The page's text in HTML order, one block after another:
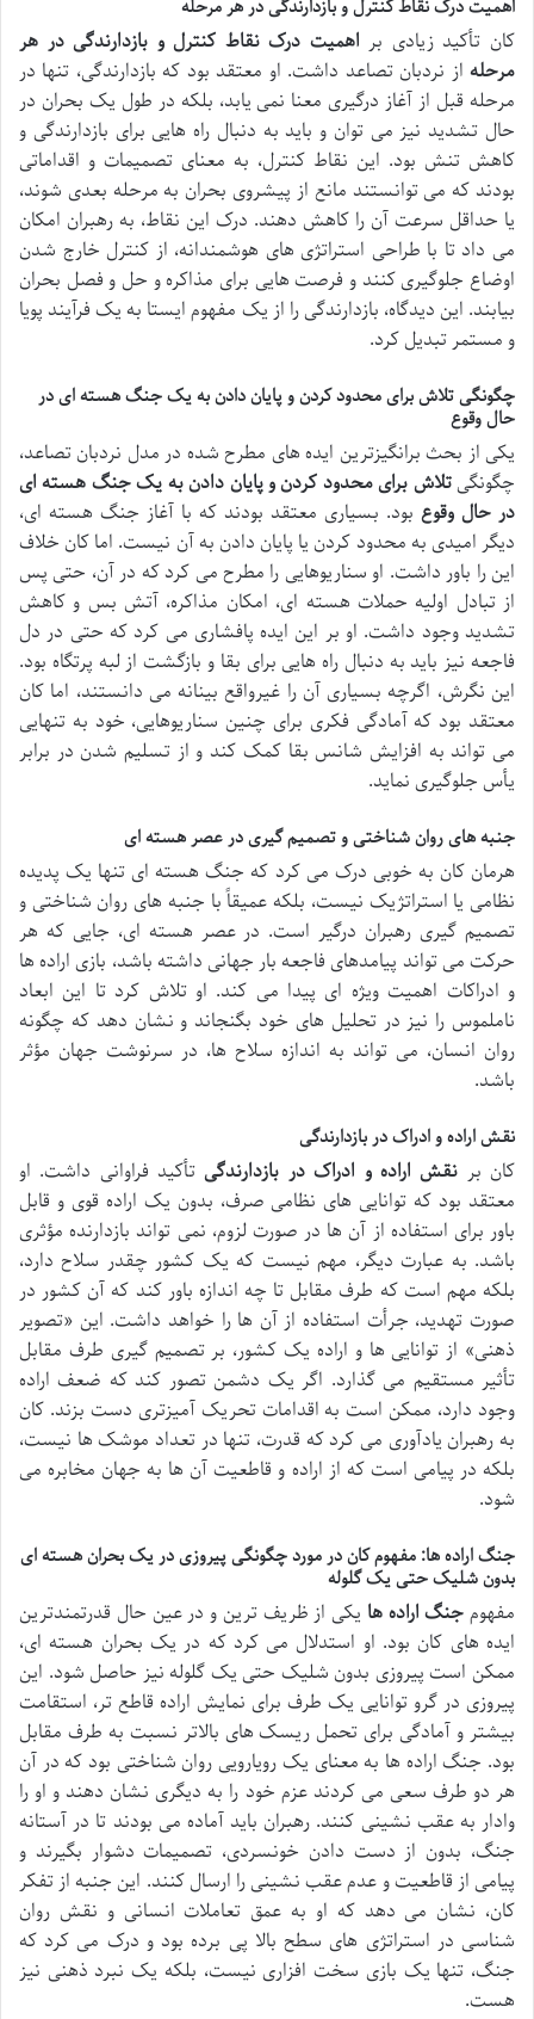
اهمیت درک نقاط کنترل و بازدارندگی در هر مرحله
کان تأکید زیادی بر اهمیت درک نقاط کنترل و بازدارندگی در هر
مرحله از نردبان تصاعد داشت. او معتقد بود که بازدارندگی، تنها در
مرحله قبل از آغاز درگیری معنا نمی یابد، بلکه در طول یک بحران در
حال تشدید نیز می توان و باید به دنبال راه هایی برای بازدارندگی و
کاهش تنش بود. این نقاط کنترل، به معنای تصمیمات و اقداماتی
بودند که می توانستند مانع از پیشروی بحران به مرحله بعدی شوند،
یا حداقل سرعت آن را کاهش دهند. درک این نقاط، به رهبران امکان
می داد تا با طراحی استراتژی های هوشمندانه، از کنترل خارج شدن
اوضاع جلوگیری کنند و فرصت هایی برای مذاکره و حل و فصل بحران
بیابند. این دیدگاه، بازدارندگی را از یک مفهوم ایستا به یک فرآیند پویا
و مستمر تبدیل کرد.
چگونگی تلاش برای محدود کردن و پایان دادن به یک جنگ هسته ای در
حال وقوع
یکی از بحث برانگیزترین ایده های مطرح شده در مدل نردبان تصاعد،
چگونگیتلاش برای محدود کردن و پایان دادن به یک جنگ هسته ای
در حال وقوع بود. بسیاری معتقد بودند که با آغاز جنگ هسته ای،
دیگر امیدی به محدود کردن یا پایان دادن به آن نیست. اما کان خلاف
این را باور داشت. او سناریوهایی را مطرح می کرد که در آن، حتی پس
از تبادل اولیه حملات هسته ای، امکان مذاکره، آتش بس و کاهش
تشدید وجود داشت. او بر این ایده پافشاری می کرد که حتی در دل
فاجعه نیز باید به دنبال راه هایی برای بقا و بازگشت از لبه پرتگاه بود.
این نگرش، اگرچه بسیاری آن را غیرواقع بینانه می دانستند، اما کان
معتقد بود که آمادگی فکری برای چنین سناریوهایی، خود به تنهایی
می تواند به افزایش شانس بقا کمک کند و از تسلیم شدن در برابر
یأس جلوگیری نماید.
جنبه های روان شناختی و تصمیم گیری در عصر هسته ای
هرمان کان به خوبی درک می کرد که جنگ هسته ای تنها یک پدیده
نظامی یا استراتژیک نیست، بلکه عمیقاً با جنبه های روان شناختی و
تصمیم گیری رهبران درگیر است. در عصر هسته ای، جایی که هر
حرکت می تواند پیامدهای فاجعه بار جهانی داشته باشد، بازی اراده ها
و ادراکات اهمیت ویژه ای پیدا می کند. او تلاش کرد تا این ابعاد
ناملموس را نیز در تحلیل های خود بگنجاند و نشان دهد که چگونه
روان انسان، می تواند به اندازه سلاح ها، در سرنوشت جهان مؤثر
باشد.
نقش اراده و ادراک در بازدارندگی
کان بر نقش اراده و ادراک در بازدارندگیتأکید فراوانی داشت. او
معتقد بود که توانایی های نظامی صرف، بدون یک اراده قوی و قابل
باور برای استفاده از آن ها در صورت لزوم، نمی تواند بازدارنده مؤثری
باشد. به عبارت دیگر، مهم نیست که یک کشور چقدر سلاح دارد،
بلکه مهم است که طرف مقابل تا چه اندازه باور کند که آن کشور در
صورت تهدید، جرأت استفاده از آن ها را خواهد داشت. این «تصویر
ذهنی» از توانایی ها و اراده یک کشور، بر تصمیم گیری طرف مقابل
تأثیر مستقیم می گذارد. اگر یک دشمن تصور کند که ضعف اراده
وجود دارد، ممکن است به اقدامات تحریک آمیزتری دست بزند. کان
به رهبران یادآوری می کرد که قدرت، تنها در تعداد موشک ها نیست،
بلکه در پیامی است که از اراده و قاطعیت آن ها به جهان مخابره می
شود.
جنگ اراده ها: مفهوم کان در مورد چگونگی پیروزی در یک بحران هسته ای
بدون شلیک حتی یک گلوله
مفهومجنگ اراده ها یکی از ظریف ترین و در عین حال قدرتمندترین
ایده های کان بود. او استدلال می کرد که در یک بحران هسته ای،
ممکن است پیروزی بدون شلیک حتی یک گلوله نیز حاصل شود. این
پیروزی در گرو توانایی یک طرف برای نمایش اراده قاطع تر، استقامت
بیشتر و آمادگی برای تحمل ریسک های بالاتر نسبت به طرف مقابل
بود. جنگ اراده ها به معنای یک رویارویی روان شناختی بود که در آن
هر دو طرف سعی می کردند عزم خود را به دیگری نشان دهند و او را
وادار به عقب نشینی کنند. رهبران باید آماده می بودند تا در آستانه
جنگ، بدون از دست دادن خونسردی، تصمیمات دشوار بگیرند و
پیامی از قاطعیت و عدم عقب نشینی را ارسال کنند. این جنبه از تفکر
کان، نشان می دهد که او به عمق تعاملات انسانی و نقش روان
شناسی در استراتژی های سطح بالا پی برده بود و درک می کرد که
جنگ، تنها یک بازی سخت افزاری نیست، بلکه یک نبرد ذهنی نیز
هست.